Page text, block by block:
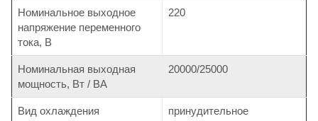
Номинальное выходное
напряжение переменного
тока, В
220
Номинальная выходная
мощность, Вт / ВА
20000/25000
Вид охлаждения принудительное